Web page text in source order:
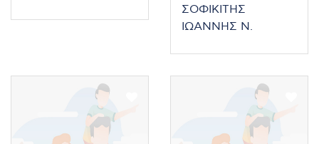
ΣΟΦΙΚΙΤΗΣ
ΙΩΑΝΝΗΣ Ν.